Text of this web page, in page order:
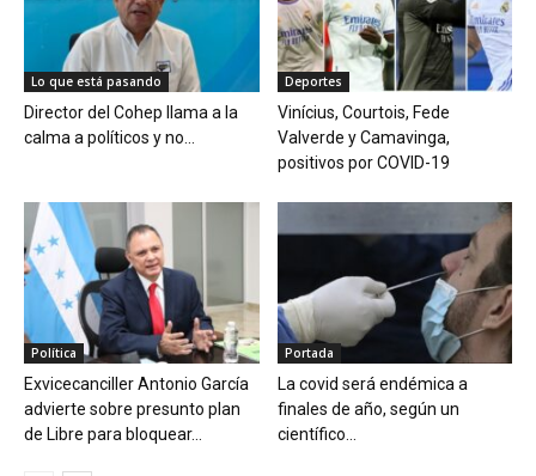
Lo que está pasando
Director del Cohep llama a la
calma a políticos y no...
Deportes
Vinícius, Courtois, Fede
Valverde y Camavinga,
positivos por COVID-19
Política
Exvicecanciller Antonio García
advierte sobre presunto plan
de Libre para bloquear...
Portada
La covid será endémica a
finales de año, según un
científico...